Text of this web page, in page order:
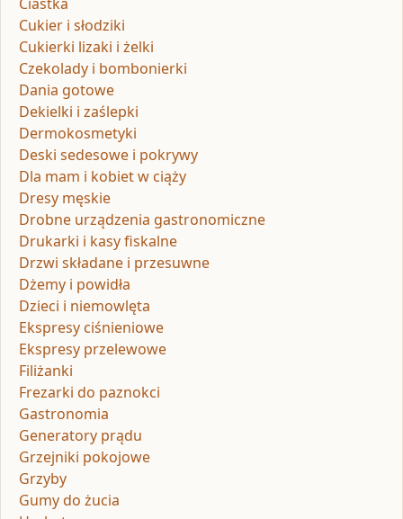
Cukier i słodziki
Cukierki lizaki i żelki
Czekolady i bombonierki
Dania gotowe
Dekielki i zaślepki
Dermokosmetyki
Deski sedesowe i pokrywy
Dla mam i kobiet w ciąży
Dresy męskie
Drobne urządzenia gastronomiczne
Drukarki i kasy fiskalne
Drzwi składane i przesuwne
Dżemy i powidła
Dzieci i niemowlęta
Ekspresy ciśnieniowe
Ekspresy przelewowe
Filiżanki
Frezarki do paznokci
Gastronomia
Generatory prądu
Grzejniki pokojowe
Grzyby
Gumy do żucia